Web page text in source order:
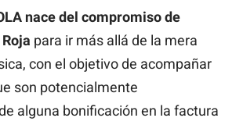
nace del compromiso de
para ir más allá de la mera
con el objetivo de acompañar
son potencialmente
alguna bonificación en la factura